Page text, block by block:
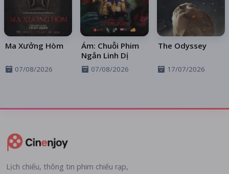
Ma Xưởng Hòm
07/08/2026
Ám: Chuỗi Phim
Ngắn Linh Dị
07/08/2026
The Odyssey
17/07/2026
Lịch chiếu, thông tin phim chiếu rạp,